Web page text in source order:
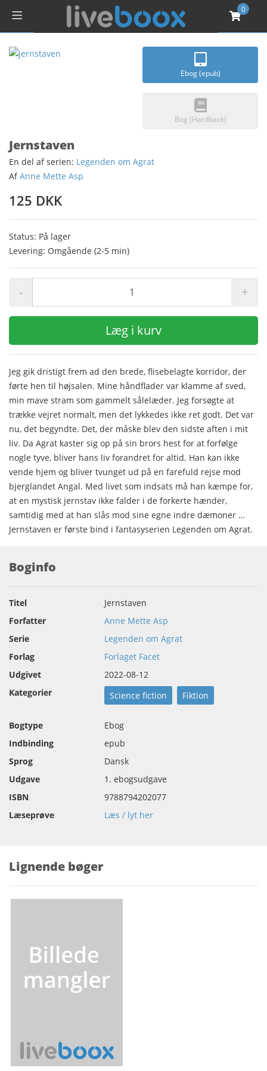
0
Ebog (epub)
Bog (Hardback)
Jernstaven
En del af serien: Legenden om Agrat
AfAnne Mette Asp
125 DKK
Status: På lager
Levering: Omgående (2-5 min)
- +
Læg i kurv
Jeg gik dristigt frem ad den brede, flisebelagte korridor, der
førte hen til højsalen. Mine håndflader var klamme af sved,
min mave stram som gammelt sålelæder. Jeg forsøgte at
trække vejret normalt, men det lykkedes ikke ret godt. Det var
nu, det begyndte. Det, der måske blev den sidste aften i mit
liv. Da Agrat kaster sig op på sin brors hest for at forfølge
nogle tyve, bliver hans liv forandret for altid. Han kan ikke
vende hjem og bliver tvunget ud på en farefuld rejse mod
bjerglandet Angal. Med livet som indsats må han kæmpe for,
at en mystisk jernstav ikke falder i de forkerte hænder,
samtidig med at han slås mod sine egne indre dæmoner …
Jernstaven er første bind i fantasyserien Legenden om Agrat.
Boginfo
Titel
Jernstaven
Forfatter
Anne Mette Asp
Serie
Legenden om Agrat
Forlag
Forlaget Facet
Udgivet
2022-08-12
Kategorier
Science fiction Fiktion
Bogtype
Ebog
Indbinding
epub
Sprog
Dansk
Udgave
1. ebogsudgave
ISBN
9788794202077
Læseprøve
Læs / lyt her
Lignende bøger